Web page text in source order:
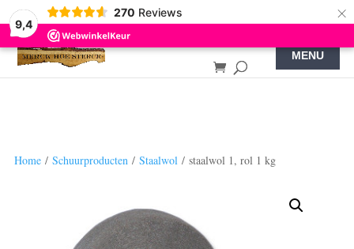
9,4
270 Reviews ×
Home/ Schuurproducten/ Staalwol/ staalwol 1, rol 1 kg